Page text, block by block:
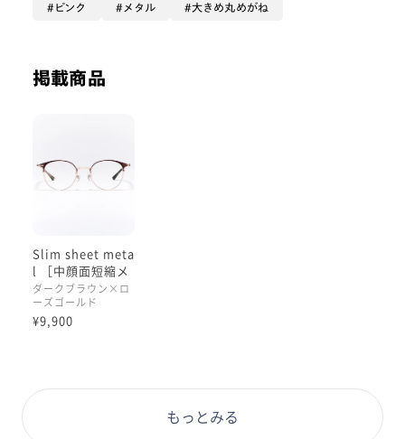
ピンク メタル 大きめ丸めがね
掲載商品
Slim sheet meta
l ［中顔面短縮メ
ガネ］
ダークブラウン×ロ
ーズゴールド
¥9,900
もっとみる